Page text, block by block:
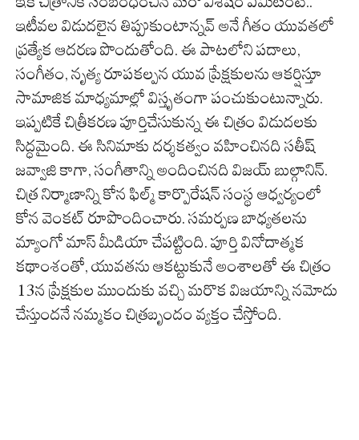
ఇటీవల విడుదలైన తిప్పుకుంటాన్నవ్ అనే గీతం యువతలో
ప్రత్యేక ఆదరణ పొందుతోంది. ఈ పాటలోని పదాలు,
సంగీతం, నృత్య రూపకల్పన యువ ప్రేక్షకులను ఆకర్షిస్తూ
సామాజిక మాధ్యమాల్లో విస్తృతంగా పంచుకుంటున్నారు.
ఇప్పటికే చిత్రీకరణ పూర్తిచేసుకున్న ఈ చిత్రం విడుదలకు
సిద్ధమైంది. ఈ సినిమాకు దర్శకత్వం వహించినది సతీష్
జవ్వాజి కాగా, సంగీతాన్ని అందించినది విజయ్ బుల్గానిన్.
చిత్ర నిర్మాణాన్ని కోన ఫిల్మ్ కార్పొరేషన్ సంస్థ ఆధ్వర్యంలో
కోన వెంకట్ రూపొందించారు. సమర్పణ బాధ్యతలను
మ్యాంగో మాస్ మీడియా చేపట్టింది. పూర్తి వినోదాత్మక
కథాంశంతో, యువతను ఆకట్టుకునే అంశాలతో ఈ చిత్రం
13న ప్రేక్షకుల ముందుకు వచ్చి మరొక విజయాన్ని నమోదు
చేస్తుందనే నమ్మకం చిత్రబృందం వ్యక్తం చేస్తోంది.